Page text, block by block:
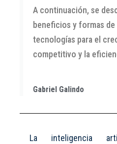
A continuación, se
beneficios y formas
tecnologías para el
competitivo y la
Gabriel Galindo
La inteligencia